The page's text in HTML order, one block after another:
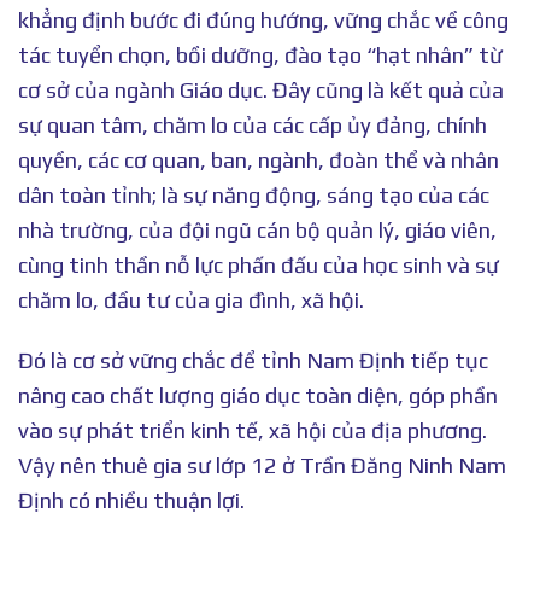
khẳng định bước đi đúng hướng, vững chắc về công
tác tuyển chọn, bồi dưỡng, đào tạo “hạt nhân” từ
cơ sở của ngành Giáo dục. Đây cũng là kết quả của
sự quan tâm, chăm lo của các cấp ủy đảng, chính
quyền, các cơ quan, ban, ngành, đoàn thể và nhân
dân toàn tỉnh; là sự năng động, sáng tạo của các
nhà trường, của đội ngũ cán bộ quản lý, giáo viên,
cùng tinh thần nỗ lực phấn đấu của học sinh và sự
chăm lo, đầu tư của gia đình, xã hội.
Đó là cơ sở vững chắc để tỉnh Nam Định tiếp tục
nâng cao chất lượng giáo dục toàn diện, góp phần
vào sự phát triển kinh tế, xã hội của địa phương.
Vậy nên thuê gia sư lớp 12 ở Trần Đăng Ninh Nam
Định có nhiều thuận lợi.